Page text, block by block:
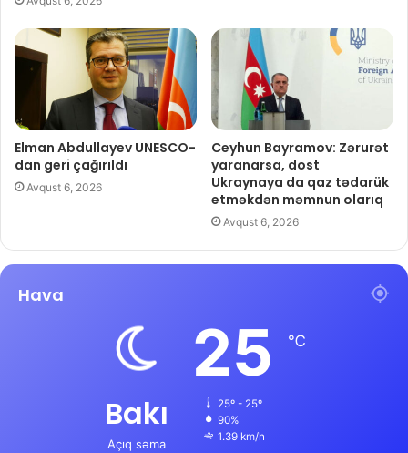
Elman Abdullayev UNESCO-
dan geri çağırıldı
Avqust 6, 2026
Ceyhun Bayramov: Zərurət
yaranarsa, dost
Ukraynaya da qaz tədarük
etməkdən məmnun olarıq
Avqust 6, 2026
Hava
Bakı
Açıq səma
25 ℃
25º - 25º
90%
1.39 km/h